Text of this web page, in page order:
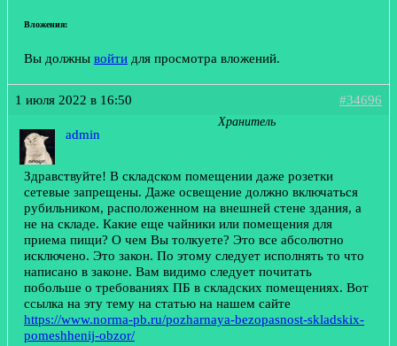
Вложения:
Вы должны войти для просмотра вложений.
1 июля 2022 в 16:50 #34696
admin
Хранитель
Здравствуйте! В складском помещении даже розетки
сетевые запрещены. Даже освещение должно включаться
рубильником, расположенном на внешней стене здания, а
не на складе. Какие еще чайники или помещения для
приема пищи? О чем Вы толкуете? Это все абсолютно
исключено. Это закон. По этому следует исполнять то что
написано в законе. Вам видимо следует почитать
побольше о требованиях ПБ в складских помещениях. Вот
ссылка на эту тему на статью на нашем сайте
https://www.norma-pb.ru/pozharnaya-bezopasnost-skladskix-
pomeshhenij-obzor/